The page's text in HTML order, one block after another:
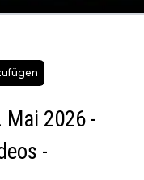
Mai 2026 -
-